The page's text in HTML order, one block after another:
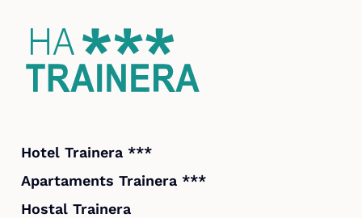
Hotel Trainera ***
Apartaments Trainera ***
Hostal Trainera